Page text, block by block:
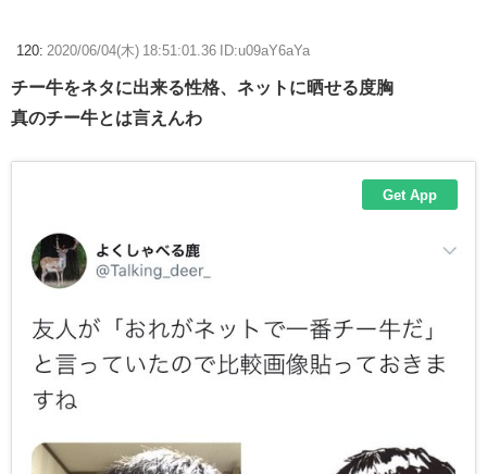
120: 2020/06/04(木) 18:51:01.36 ID:u09aY6aYa
チー牛をネタに出来る性格、ネットに晒せる度胸
真のチー牛とは言えんわ